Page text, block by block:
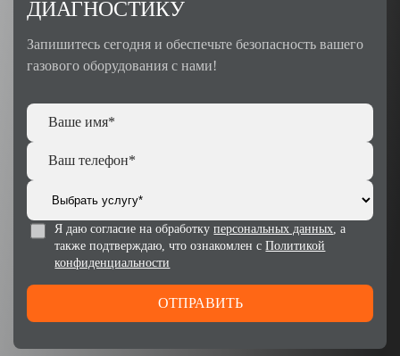
ДИАГНОСТИКУ
Запишитесь сегодня и обеспечьте безопасность вашего
газового оборудования с нами!
Я даю согласие на обработкуперсональных данных, а
также подтверждаю, что ознакомлен сПолитикой
конфиденциальности
ОТПРАВИТЬ